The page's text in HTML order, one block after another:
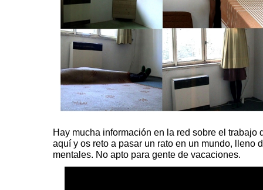
Hay mucha información en la red sobre el trabajo
aquí y os reto a pasar un rato en un mundo, lleno
mentales. No apto para gente de vacaciones.